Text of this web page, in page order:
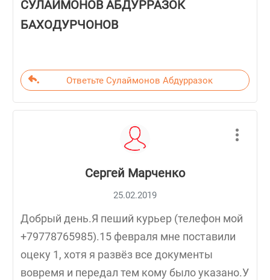
СУЛАЙМОНОВ АБДУРРАЗОК
БАХОДУРЧОНОВ
Ответьте Сулаймонов Абдурразок
Сергей Марченко
25.02.2019
Добрый день.Я пеший курьер (телефон мой
+79778765985).15 февраля мне поставили
оцеку 1, хотя я развёз все документы
вовремя и передал тем кому было указано.У